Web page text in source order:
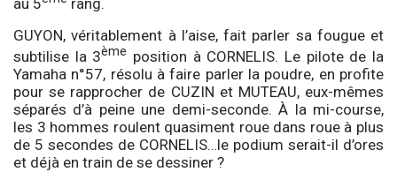
GUYON, véritablement à l’aise, fait parler sa fougue et
subtilise la 3ème position à CORNELIS. Le pilote de la
Yamaha n°57, résolu à faire parler la poudre, en profite
pour se rapprocher de CUZIN et MUTEAU, eux-mêmes
séparés d’à peine une demi-seconde. À la mi-course,
les 3 hommes roulent quasiment roue dans roue à plus
de 5 secondes de CORNELIS…le podium serait-il d’ores
et déjà en train de se dessiner ?